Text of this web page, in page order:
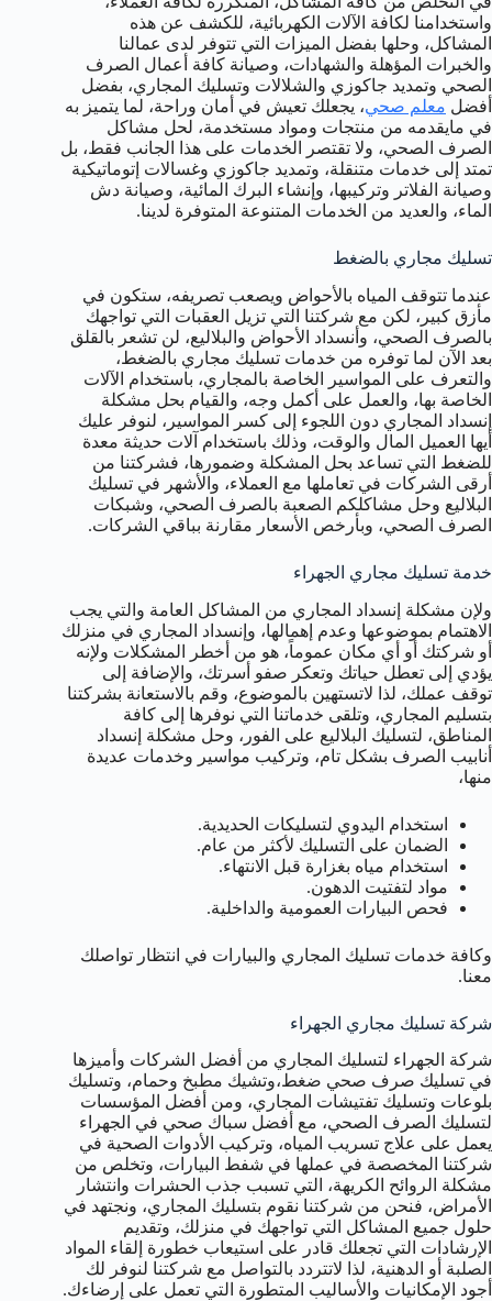
واستخدامنا لكافة الآلات الكهربائية، للكشف عن هذه
المشاكل، وحلها بفضل الميزات التي تتوفر لدى عمالنا
والخبرات المؤهلة والشهادات، وصيانة كافة أعمال الصرف
الصحي وتمديد جاكوزي والشلالات وتسليك المجاري، بفضل
أفضل معلم صحي، يجعلك تعيش في أمان وراحة، لما يتميز به
في مايقدمه من منتجات ومواد مستخدمة، لحل مشاكل
الصرف الصحي، ولا تقتصر الخدمات على هذا الجانب فقط، بل
تمتد إلى خدمات متنقلة، وتمديد جاكوزي وغسالات إتوماتيكية
وصيانة الفلاتر وتركيبها، وإنشاء البرك المائية، وصيانة دش
الماء، والعديد من الخدمات المتنوعة المتوفرة لدينا.
تسليك مجاري بالضغط
عندما تتوقف المياه بالأحواض ويصعب تصريفه، ستكون في
مأزق كبير، لكن مع شركتنا التي تزيل العقبات التي تواجهك
بالصرف الصحي، وأنسداد الأحواض والبلاليع، لن تشعر بالقلق
بعد الآن لما توفره من خدمات تسليك مجاري بالضغط،
والتعرف على المواسير الخاصة بالمجاري، باستخدام الآلات
الخاصة بها، والعمل على أكمل وجه، والقيام بحل مشكلة
إنسداد المجاري دون اللجوء إلى كسر المواسير، لنوفر عليك
أيها العميل المال والوقت، وذلك باستخدام آلات حديثة معدة
للضغط التي تساعد بحل المشكلة وضمورها، فشركتنا من
أرقى الشركات في تعاملها مع العملاء، والأشهر في تسليك
البلاليع وحل مشاكلكم الصعبة بالصرف الصحي، وشبكات
الصرف الصحي، وبأرخص الأسعار مقارنة بباقي الشركات.
خدمة تسليك مجاري الجهراء
ولإن مشكلة إنسداد المجاري من المشاكل العامة والتي يجب
الاهتمام بموضوعها وعدم إهمالها، وإنسداد المجاري في منزلك
أو شركتك أو أي مكان عموماً، هو من أخطر المشكلات ولإنه
يؤدي إلى تعطل حياتك وتعكر صفو أسرتك، والإضافة إلى
توقف عملك، لذا لاتستهين بالموضوع، وقم بالاستعانة بشركتنا
بتسليم المجاري، وتلقى خدماتنا التي نوفرها إلى كافة
المناطق، لتسليك البلاليع على الفور، وحل مشكلة إنسداد
أنابيب الصرف بشكل تام، وتركيب مواسير وخدمات عديدة
منها،
استخدام اليدوي لتسليكات الحديدية.
الضمان على التسليك لأكثر من عام.
استخدام مياه بغزارة قبل الانتهاء.
مواد لتفتيت الدهون.
فحص البيارات العمومية والداخلية.
وكافة خدمات تسليك المجاري والبيارات في انتظار تواصلك
معنا.
شركة تسليك مجاري الجهراء
شركة الجهراء لتسليك المجاري من أفضل الشركات وأميزها
في تسليك صرف صحي ضغط،وتشيك مطبخ وحمام، وتسليك
بلوعات وتسليك تفتيشات المجاري، ومن أفضل المؤسسات
لتسليك الصرف الصحي، مع أفضل سباك صحي في الجهراء
يعمل على علاج تسريب المياه، وتركيب الأدوات الصحية في
شركتنا المخصصة في عملها في شفط البيارات، وتخلص من
مشكلة الروائح الكريهة، التي تسبب جذب الحشرات وانتشار
الأمراض، فنحن من شركتنا نقوم بتسليك المجاري، ونجتهد في
حلول جميع المشاكل التي تواجهك في منزلك، وتقديم
الإرشادات التي تجعلك قادر على استيعاب خطورة إلقاء المواد
الصلبة أو الدهنية، لذا لاتتردد بالتواصل مع شركتنا لنوفر لك
أجود الإمكانيات والأساليب المتطورة التي تعمل على إرضاءك.